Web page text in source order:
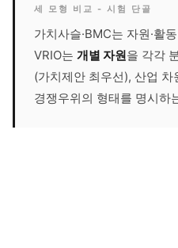
세 모형 비교 - 시험 단골
가치사슬·BMC는 자원·활
VRIO는 개별 자원을 각각
(가치제안 최우선), 산업
경쟁우위의 형태를 명시하